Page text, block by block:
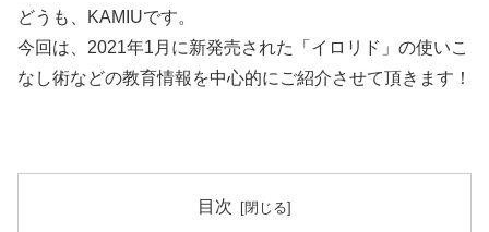
どうも、KAMIUです。
今回は、2021年1月に新発売された「イロリド」の使いこ
なし術などの教育情報を中心的にご紹介させて頂きます！
目次